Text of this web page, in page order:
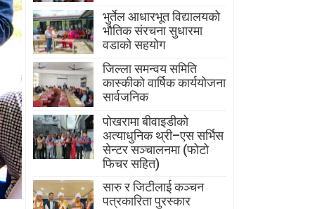
भुर्तेल आधारभूत विद्यालयको
भौतिक संरचना सुधारमा
वडाको सहयोग
जिल्ला समन्वय समिति
कास्कीको वार्षिक कार्ययोजना
सार्वजनिक
पोखरामा बीवाइडीको
अत्याधुनिक थ्री–एस सर्भिस
सेन्टर सञ्चालनमा (फोटो
फिचर सहित)
सारु र जिटीलाई कञ्चन
पत्रकारिता पुरस्कार